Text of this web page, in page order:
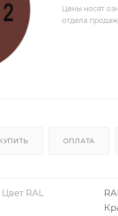
Цены носят
отдела продаж.
ОПЛАТА
Цвет RAL